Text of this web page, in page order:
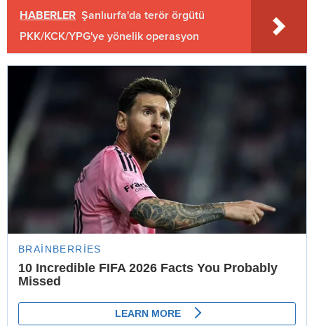
HABERLER Şanlıurfa'da terör örgütü
PKK/KCK/YPG'ye yönelik operasyon